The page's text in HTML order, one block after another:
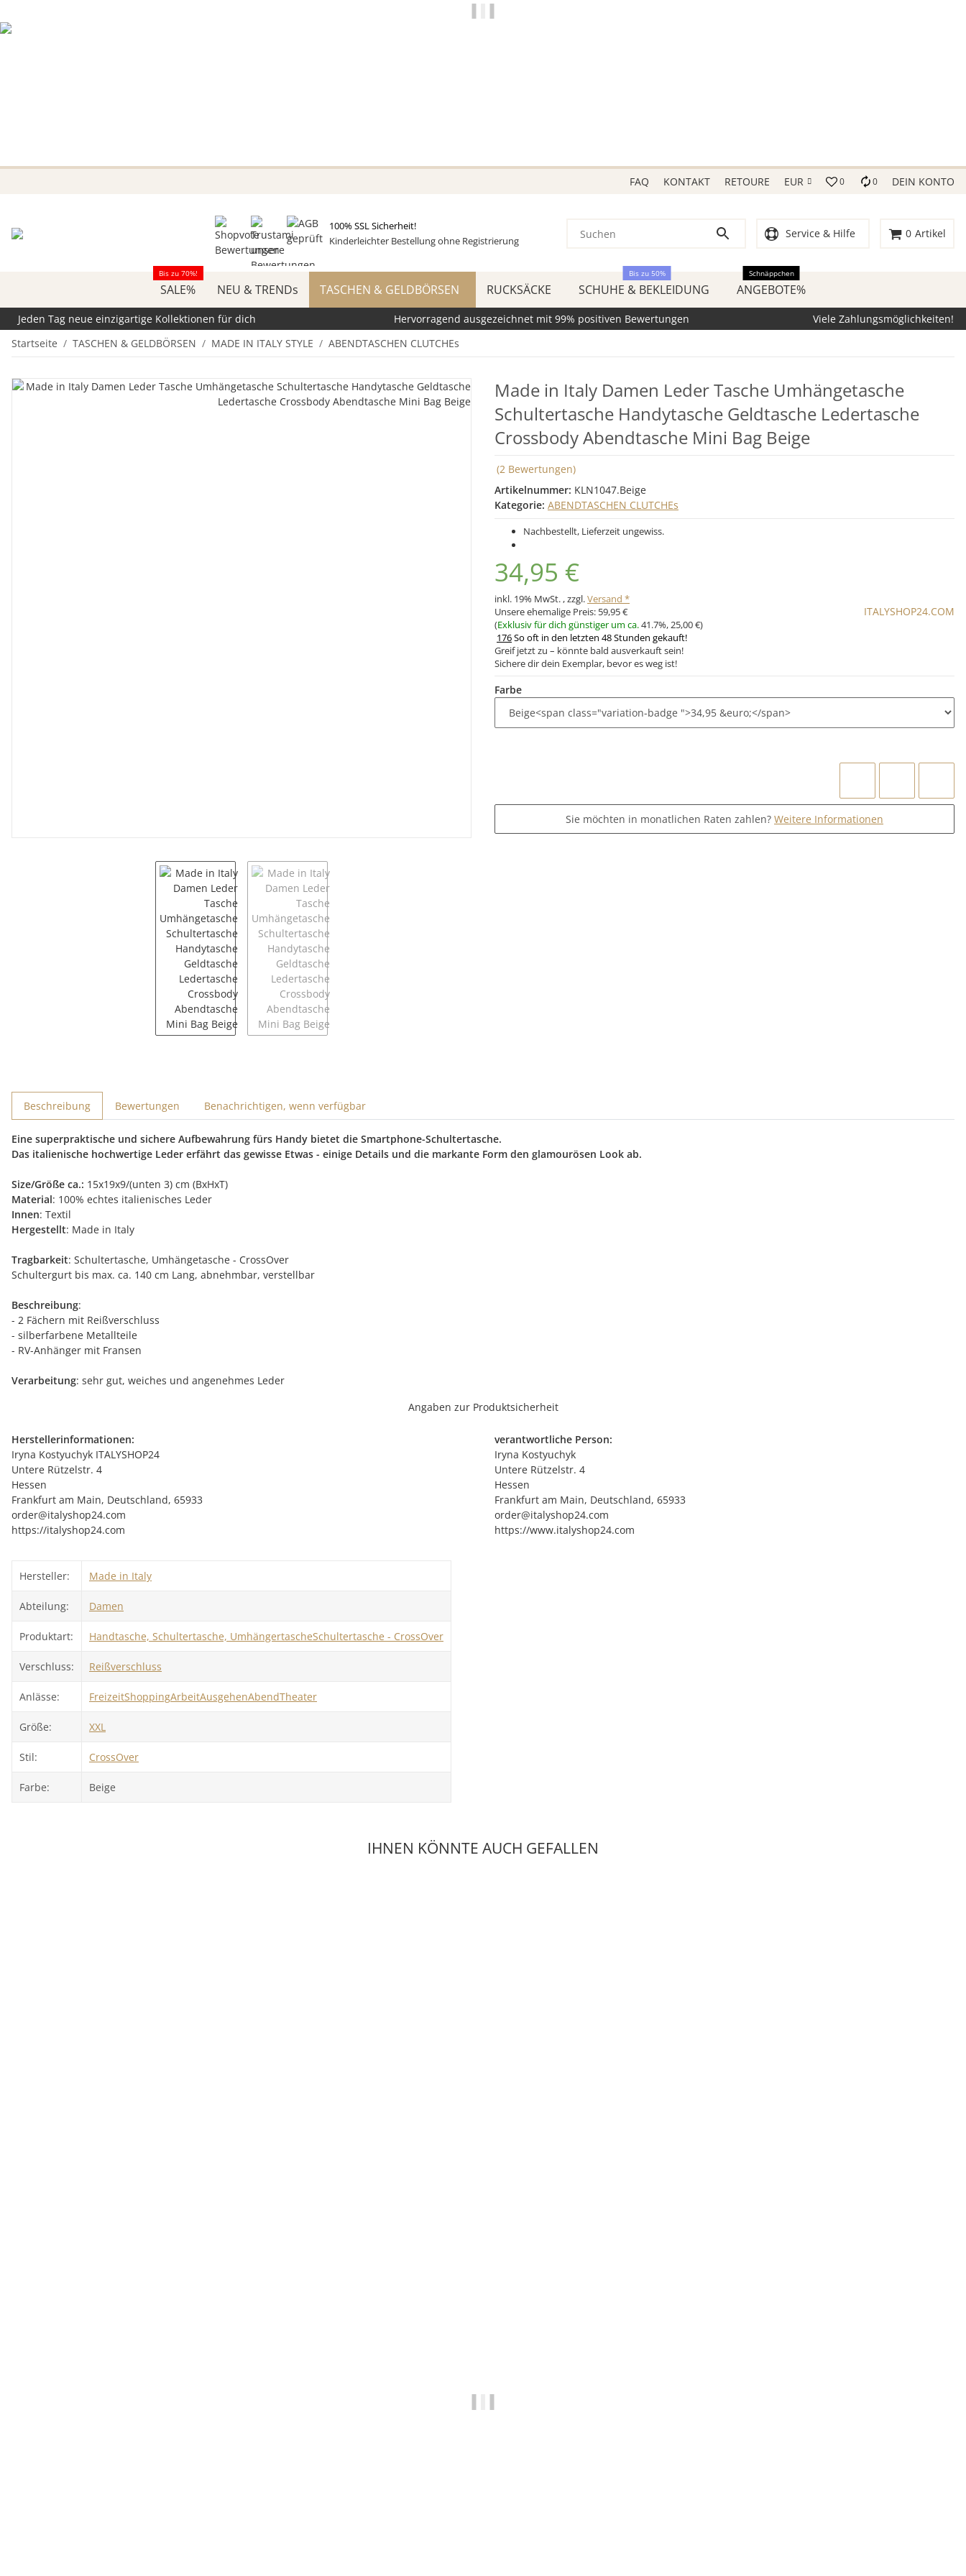
FAQ KONTAKT RETOURE EUR 0 0 DEIN KONTO
100% SSL Sicherheit!
Kinderleichter Bestellung ohne Registrierung
Service & Hilfe 0 Artikel
SALE%
Bis zu 70%!
NEU & TRENDs TASCHEN & GELDBÖRSEN RUCKSÄCKE SCHUHE & BEKLEIDUNG
Bis zu 50%
ANGEBOTE%
Schnäppchen
Jeden Tag neue einzigartige Kollektionen für dich Hervorragend ausgezeichnet mit 99% positiven Bewertungen
Viele Zahlungsmöglichkeiten!
Startseite
TASCHEN & GELDBÖRSEN MADE IN ITALY STYLE ABENDTASCHEN CLUTCHEs
Made in Italy Damen Leder Tasche Umhängetasche
Schultertasche Handytasche Geldtasche Ledertasche
Crossbody Abendtasche Mini Bag Beige
(2 Bewertungen)
Artikelnummer: KLN1047.Beige
Kategorie: ABENDTASCHEN CLUTCHEs
Nachbestellt, Lieferzeit ungewiss.
34,95 €
inkl. 19% MwSt. , zzgl.Versand *
Unsere ehemalige Preis: 59,95 €
(Exklusiv für dich günstiger um ca.41.7%,25,00 €)
176So oft in den letzten 48 Stunden gekauft!
Greif jetzt zu – könnte bald ausverkauft sein!
Sichere dir dein Exemplar, bevor es weg ist!
ITALYSHOP24.COM
Farbe
Sie möchten in monatlichen Raten zahlen? Weitere Informationen
Beschreibung Bewertungen Benachrichtigen, wenn verfügbar
Eine superpraktische und sichere Aufbewahrung fürs Handy bietet die Smartphone-Schultertasche.
Das italienische hochwertige Leder erfährt das gewisse Etwas - einige Details und die markante Form den glamourösen Look ab.
Size/Größe ca.: 15x19x9/(unten 3) cm (BxHxT)
Material: 100% echtes italienisches Leder
Innen: Textil
Hergestellt: Made in Italy
Tragbarkeit: Schultertasche, Umhängetasche - CrossOver
Schultergurt bis max. ca. 140 cm Lang, abnehmbar, verstellbar
Beschreibung:
- 2 Fächern mit Reißverschluss
- silberfarbene Metallteile
- RV-Anhänger mit Fransen
Verarbeitung: sehr gut, weiches und angenehmes Leder
Angaben zur Produktsicherheit
Herstellerinformationen:
Iryna Kostyuchyk ITALYSHOP24
Untere Rützelstr. 4
Hessen
Frankfurt am Main, Deutschland, 65933
order@italyshop24.com
https://italyshop24.com
verantwortliche Person:
Iryna Kostyuchyk
Untere Rützelstr. 4
Hessen
Frankfurt am Main, Deutschland, 65933
order@italyshop24.com
https://www.italyshop24.com
Hersteller: Made in Italy
Abteilung: Damen
Produktart: Handtasche, Schultertasche, UmhängertascheSchultertasche - CrossOver
Verschluss: Reißverschluss
Anlässe: FreizeitShoppingArbeitAusgehenAbendTheater
Größe: XXL
Stil: CrossOver
Farbe: Beige
IHNEN KÖNNTE AUCH GEFALLEN